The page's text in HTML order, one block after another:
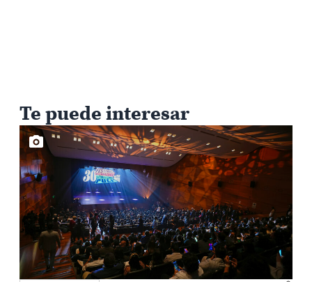
Te puede interesar